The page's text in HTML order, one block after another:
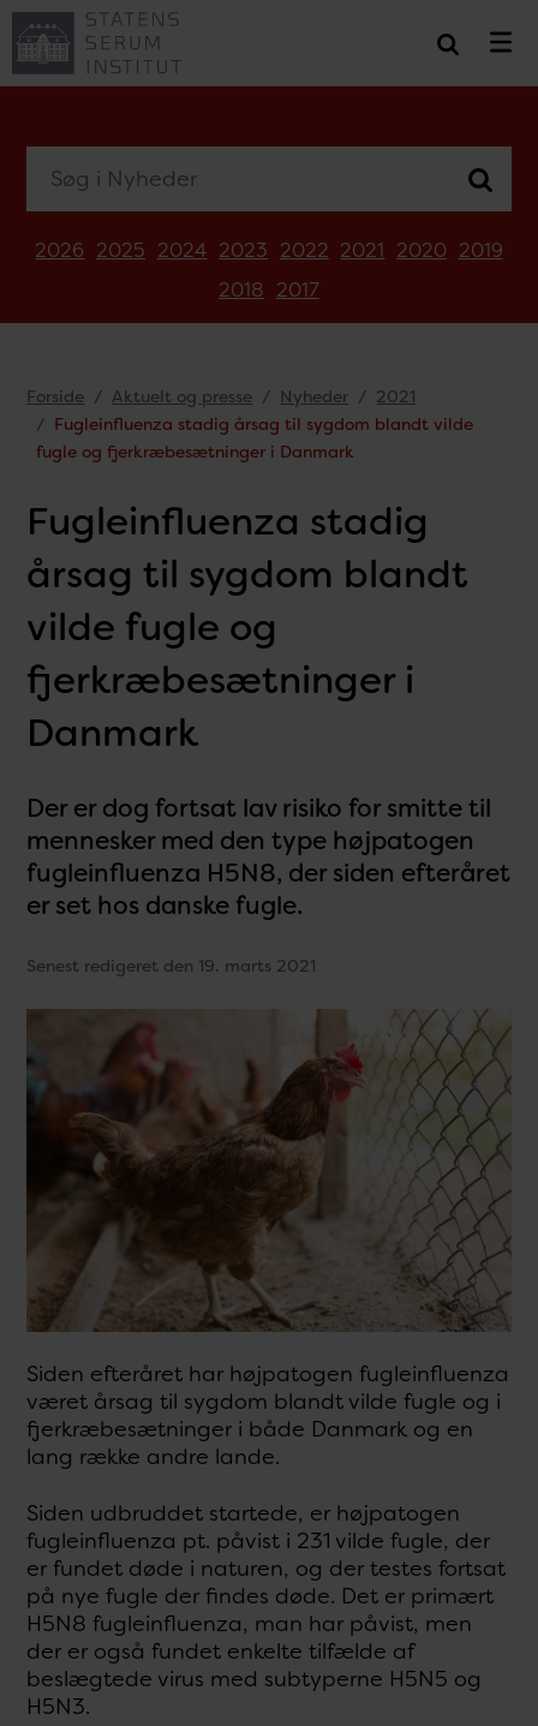
2026 2025 2024 2023 2022 2021 2020 2019
2018 2017
Forside Aktuelt og presse Nyheder
2021
Fugleinfluenza stadig årsag til sygdom blandt vilde
fugle og fjerkræbesætninger i Danmark
Fugleinfluenza stadig
årsag til sygdom blandt
vilde fugle og
fjerkræbesætninger i
Danmark
Der er dog fortsat lav risiko for smitte til
mennesker med den type højpatogen
fugleinfluenza H5N8, der siden efteråret
er set hos danske fugle.
Senest redigeret den 19. marts 2021
Siden efteråret har højpatogen fugleinfluenza
været årsag til sygdom blandt vilde fugle og i
fjerkræbesætninger i både Danmark og en
lang række andre lande.
Siden udbruddet startede, er højpatogen
fugleinfluenza pt. påvist i 231 vilde fugle, der
er fundet døde i naturen, og der testes fortsat
på nye fugle der findes døde. Det er primært
H5N8 fugleinfluenza, man har påvist, men
der er også fundet enkelte tilfælde af
beslægtede virus med subtyperne H5N5 og
H5N3.